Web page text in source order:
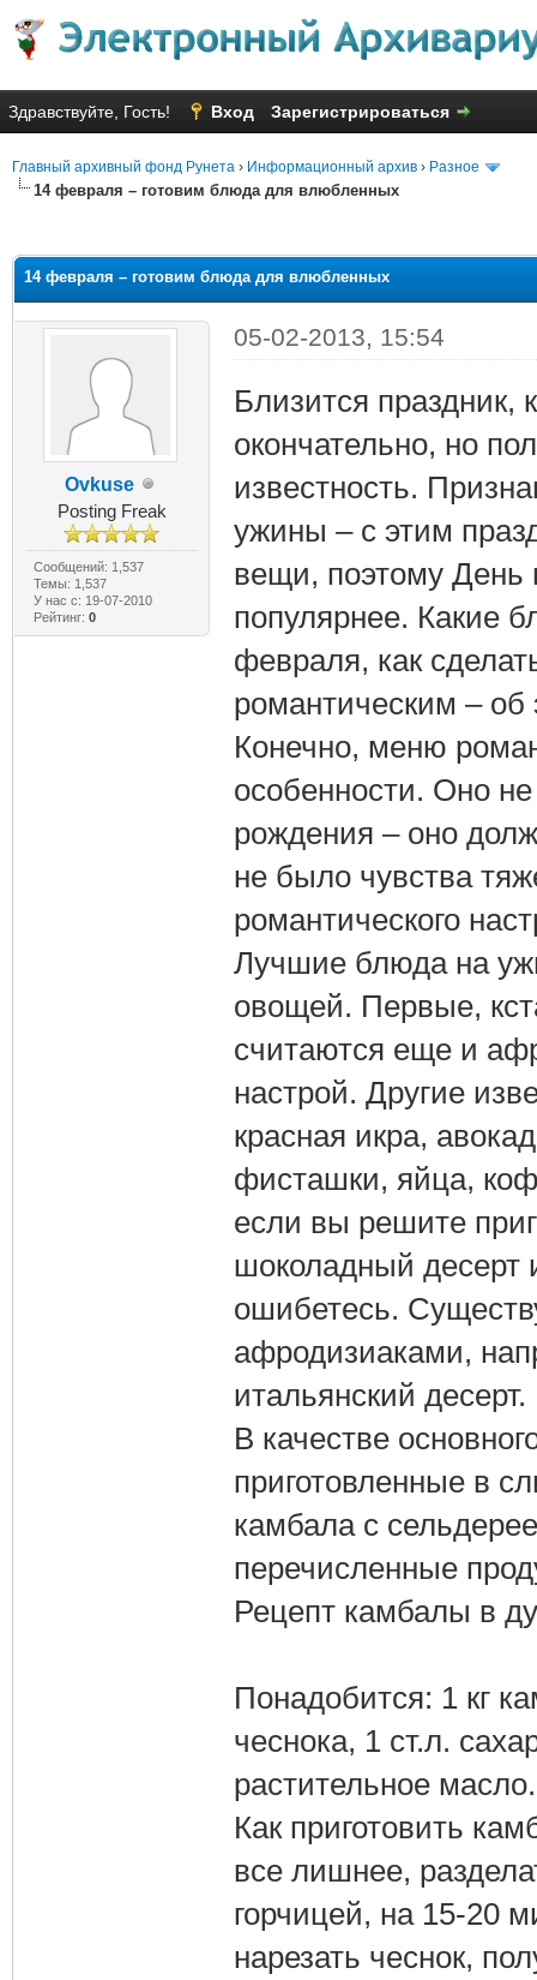
Здравствуйте, Гость! Вход Зарегистрироваться
Главный архивный фонд Рунета › Информационный архив › Разное
14 февраля – готовим блюда для влюбленных
14 февраля – готовим блюда для влюбленных
Ovkuse
Posting Freak
Сообщений: 1,537
Темы: 1,537
У нас с: 19-07-2010
Рейтинг: 0
05-02-2013, 15:54
Близится
окончательно, но
известность.
ужины – с этим
вещи, поэтому День
популярнее. Какие
февраля, как
романтическим –
Конечно, меню
особенности. Оно
рождения – оно
не было чувства
романтического
Лучшие блюда на
овощей. Первые,
считаются еще и
настрой. Другие
красная икра,
фисташки, яйца,
если вы решите
шоколадный десерт
ошибетесь.
афродизиаками,
итальянский десерт.
В качестве
приготовленные в
камбала с
перечисленные
Рецепт камбалы в
Понадобится: 1 кг
чеснока, 1 ст.л.
растительное масло.
Как приготовить
все лишнее,
горчицей, на 15-20
нарезать чеснок,